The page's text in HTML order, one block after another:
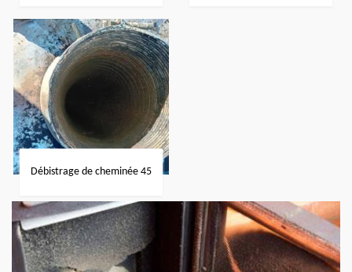
Débistrage de cheminée 45